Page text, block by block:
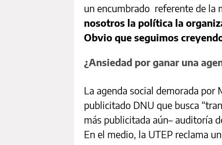
un encumbrado referente de la
nosotros la política la
Obvio que seguimos
¿Ansiedad por ganar una
La agenda social demorada por
publicitado DNU que busca
más publicitada aún– auditoría
En el medio, la UTEP reclama